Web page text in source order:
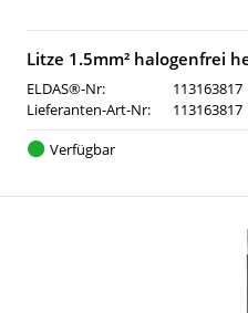
Litze 1.5mm² halogenfrei
ELDAS®-Nr:
113163817
Lieferanten-Art-Nr:
113163817
Verfügbar